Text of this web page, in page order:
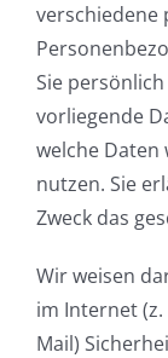
verschiedene
Sie
vorliegende
welche
nutzen. Sie
Zweck das
Wir weisen
im Internet
Mail)